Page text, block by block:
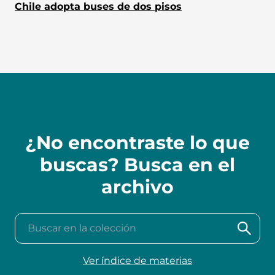
Chile adopta buses de dos pisos
¿No encontraste lo que
buscas? Busca en el
archivo
Buscar en la colección
Ver índice de materias